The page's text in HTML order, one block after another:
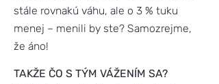
stále rovnakú váhu, ale o 3 % tuku
menej – menili by ste? Samozrejme,
že áno!
TAKŽE ČO S TÝM VÁŽENÍM SA?